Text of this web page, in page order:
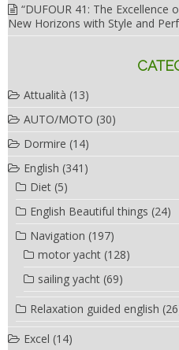
“DUFOUR 41: The
New Horizons with Style and
Attualità (13)
AUTO/MOTO (30)
Dormire (14)
English (341)
Diet (5)
English Beautiful things (24)
Navigation (197)
motor yacht (128)
sailing yacht (69)
Relaxation guided english
Excel (14)